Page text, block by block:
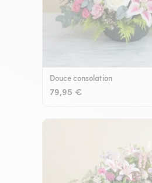
Douce consolation
79,95 €